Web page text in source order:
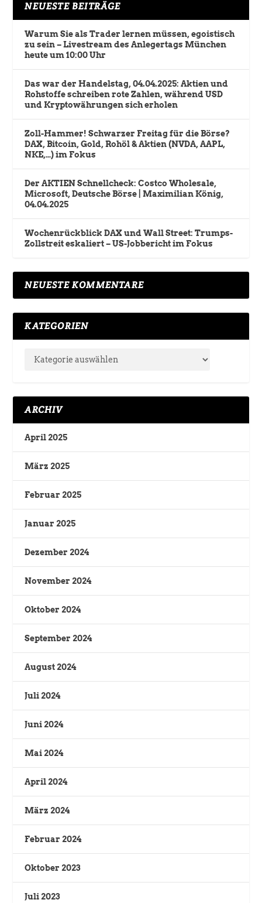
NEUESTE BEITRÄGE
Warum Sie als Trader lernen müssen, egoistisch
zu sein – Livestream des Anlegertags München
heute um 10:00 Uhr
Das war der Handelstag, 04.04.2025: Aktien und
Rohstoffe schreiben rote Zahlen, während USD
und Kryptowährungen sich erholen
Zoll-Hammer! Schwarzer Freitag für die Börse?
DAX, Bitcoin, Gold, Rohöl & Aktien (NVDA, AAPL,
NKE,…) im Fokus
Der AKTIEN Schnellcheck: Costco Wholesale,
Microsoft, Deutsche Börse | Maximilian König,
04.04.2025
Wochenrückblick DAX und Wall Street: Trumps-
Zollstreit eskaliert – US-Jobbericht im Fokus
NEUESTE KOMMENTARE
KATEGORIEN
ARCHIV
April 2025
März 2025
Februar 2025
Januar 2025
Dezember 2024
November 2024
Oktober 2024
September 2024
August 2024
Juli 2024
Juni 2024
Mai 2024
April 2024
März 2024
Februar 2024
Oktober 2023
Juli 2023